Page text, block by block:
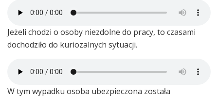
Jeżeli chodzi o osoby niezdolne do pracy, to czasami
dochodziło do kuriozalnych sytuacji.
W tym wypadku osoba ubezpieczona została